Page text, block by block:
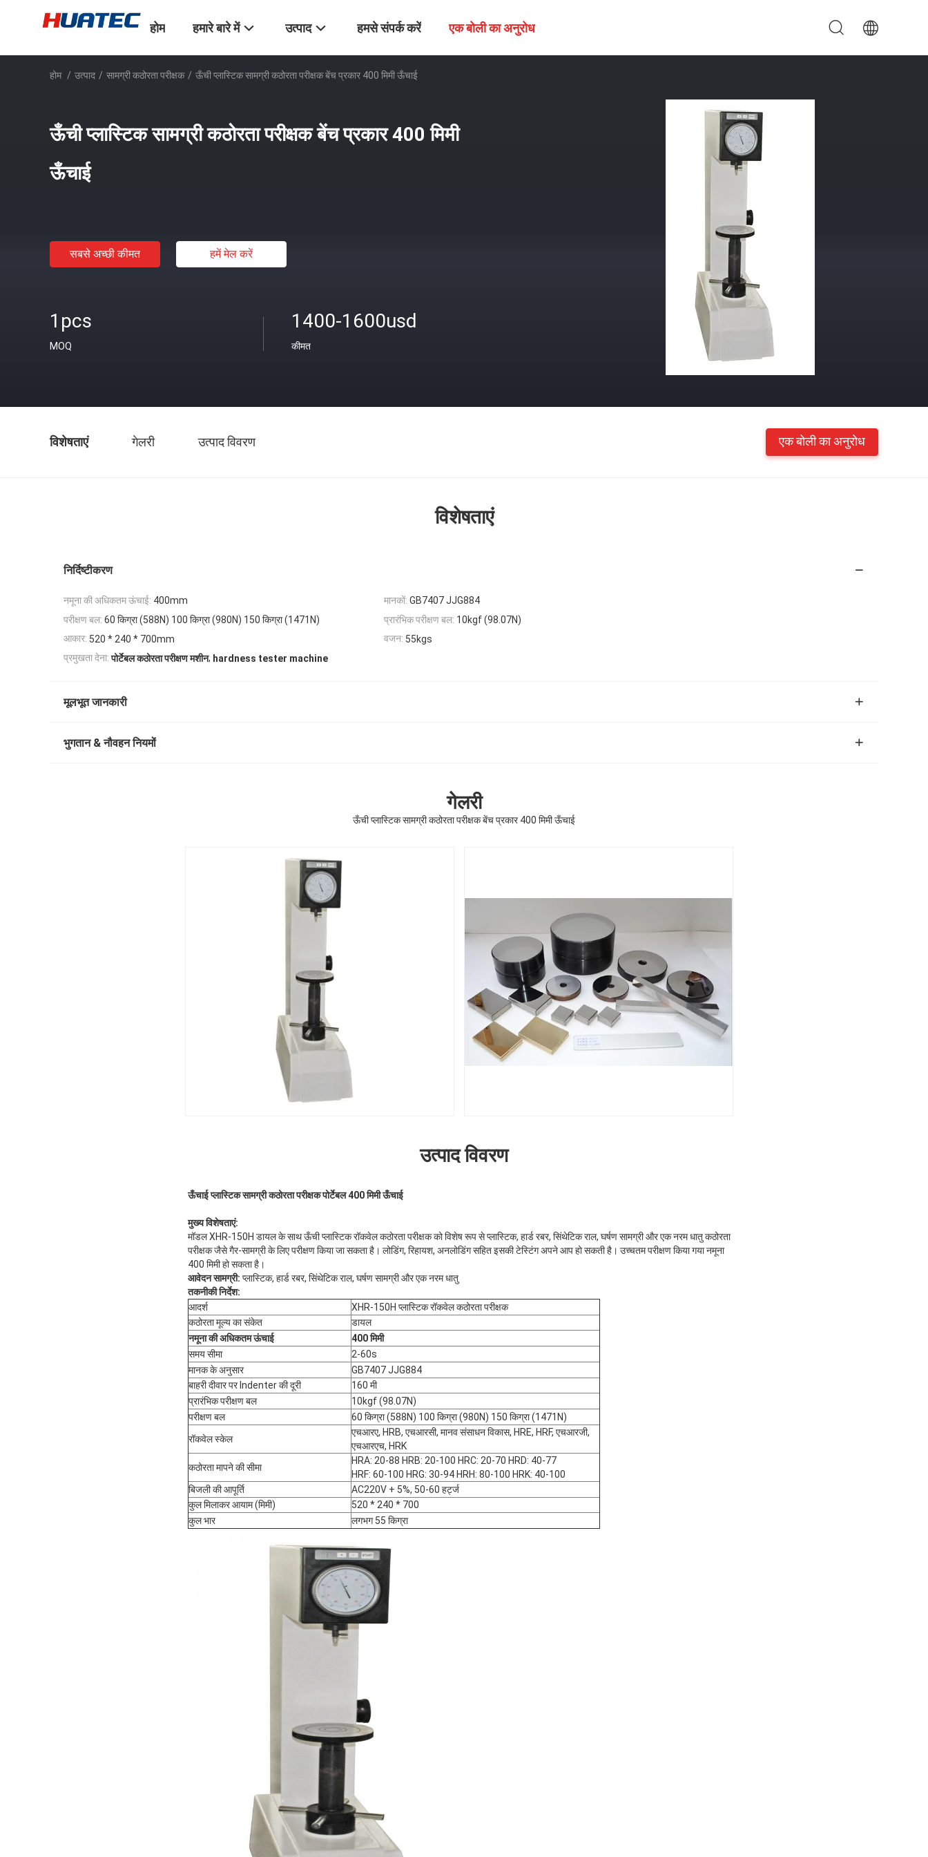
होम हमारे बारे में उत्पाद हमसे संपर्क करें एक बोली का अनुरोध
होम / उत्पाद / सामग्री कठोरता परीक्षक / ऊँची प्लास्टिक सामग्री कठोरता परीक्षक बेंच प्रकार 400 मिमी ऊँचाई
ऊँची प्लास्टिक सामग्री कठोरता परीक्षक बेंच प्रकार 400 मिमी
ऊँचाई
सबसे अच्छी कीमत हमें मेल करें
1pcs
MOQ
1400-1600usd
कीमत
विशेषताएं गेलरी उत्पाद विवरण एक बोली का अनुरोध
विशेषताएं
निर्दिष्टीकरण
नमूना की अधिकतम ऊंचाई: 400mm मानकों: GB7407 JJG884
परीक्षण बल: 60 किग्रा (588N) 100 किग्रा (980N) 150 किग्रा (1471N) प्रारंभिक परीक्षण बल: 10kgf (98.07N)
आकार: 520 * 240 * 700mm वजन: 55kgs
प्रमुखता देना: पोर्टेबल कठोरता परीक्षण मशीन, hardness tester machine
मूलभूत जानकारी
भुगतान & नौवहन नियमों
गेलरी
ऊँची प्लास्टिक सामग्री कठोरता परीक्षक बेंच प्रकार 400 मिमी ऊँचाई
उत्पाद विवरण
ऊँचाई प्लास्टिक सामग्री कठोरता परीक्षक पोर्टेबल 400 मिमी ऊँचाई
मुख्य विशेषताएं:
मॉडल XHR-150H डायल के साथ ऊँची प्लास्टिक रॉकवेल कठोरता परीक्षक को विशेष रूप से प्लास्टिक, हार्ड रबर, सिंथेटिक राल, घर्षण सामग्री और एक नरम धातु कठोरता
परीक्षक जैसे गैर-सामग्री के लिए परीक्षण किया जा सकता है। लोडिंग, रिहायश, अनलोडिंग सहित इसकी टेस्टिंग अपने आप हो सकती है। उच्चतम परीक्षण किया गया नमूना
400 मिमी हो सकता है।
आवेदन सामग्री: प्लास्टिक, हार्ड रबर, सिंथेटिक राल, घर्षण सामग्री और एक नरम धातु
तकनीकी निर्देश:
आदर्श
XHR-150H प्लास्टिक रॉकवेल कठोरता परीक्षक
कठोरता मूल्य का संकेत
डायल
नमूना की अधिकतम ऊंचाई
400 मिमी
समय सीमा
2-60s
मानक के अनुसार
GB7407 JJG884
बाहरी दीवार पर Indenter की दूरी
160 मी
प्रारंभिक परीक्षण बल
10kgf (98.07N)
परीक्षण बल
60 किग्रा (588N) 100 किग्रा (980N) 150 किग्रा (1471N)
रॉकवेल स्केल
एचआरए, HRB, एचआरसी, मानव संसाधन विकास, HRE, HRF, एचआरजी,
एचआरएच, HRK
कठोरता मापने की सीमा
HRA: 20-88 HRB: 20-100 HRC: 20-70 HRD: 40-77
HRF: 60-100 HRG: 30-94 HRH: 80-100 HRK: 40-100
बिजली की आपूर्ति
AC220V + 5%, 50-60 हर्ट्ज
कुल मिलाकर आयाम (मिमी)
520 * 240 * 700
कुल भार
लगभग 55 किग्रा